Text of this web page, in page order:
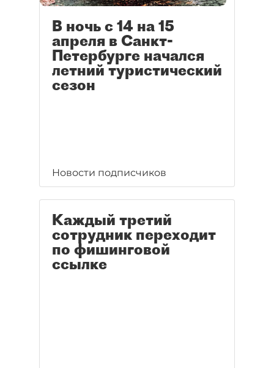
В ночь с 14 на 15
апреля в Санкт-
Петербурге начался
летний туристический
сезон
Новости подписчиков
Каждый третий
сотрудник переходит
по фишинговой
ссылке